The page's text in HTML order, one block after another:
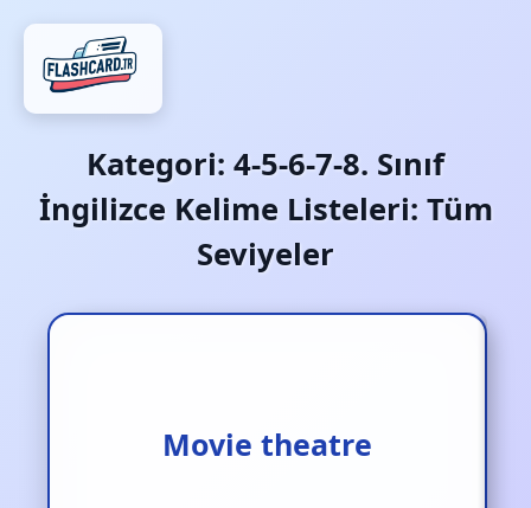
Kategori: 4-5-6-7-8. Sınıf
İngilizce Kelime Listeleri: Tüm
Seviyeler
Movie theatre
Sinema